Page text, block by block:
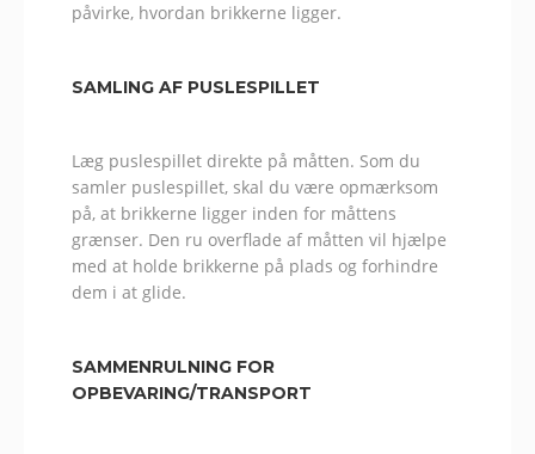
påvirke, hvordan brikkerne ligger.
SAMLING AF PUSLESPILLET
Læg puslespillet direkte på måtten. Som du
samler puslespillet, skal du være opmærksom
på, at brikkerne ligger inden for måttens
grænser. Den ru overflade af måtten vil hjælpe
med at holde brikkerne på plads og forhindre
dem i at glide.
SAMMENRULNING FOR
OPBEVARING/TRANSPORT